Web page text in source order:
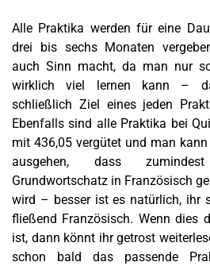
Alle Praktika werden für eine
drei bis sechs Monaten
auch Sinn macht, da man nur
wirklich viel lernen kann –
schließlich Ziel eines jeden
Ebenfalls sind alle Praktika bei
mit 436,05 vergütet und man
ausgehen, dass
Grundwortschatz in Französisch
wird – besser ist es natürlich, ihr
fließend Französisch. Wenn dies
ist, dann könnt ihr getrost
schon bald das passende